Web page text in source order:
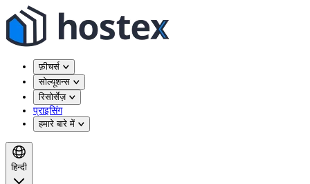
फ़ीचर्स
सोल्यूशन्स
रिसोर्सेज़
प्राइसिंग
हमारे बारे में
हिन्दी